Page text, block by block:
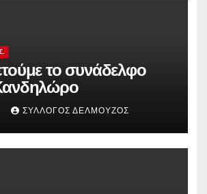
το συνάδελφο
ΣΎΛΛΟΓΟΣ ΔΕΛΜΟΎΖΟΣ